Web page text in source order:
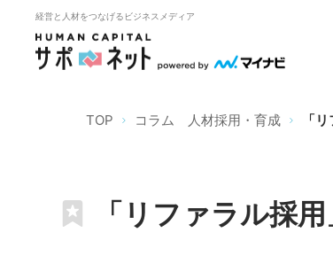
経営と人材をつなげるビジネスメディア
TOP コラム 人材採用・育成 「
「リファラル採